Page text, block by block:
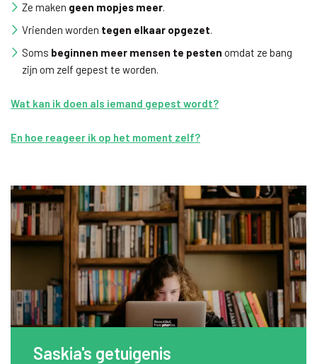
Ze maken geen mopjes meer.
Vrienden worden tegen elkaar opgezet.
Soms beginnen meer mensen te pesten omdat ze bang
zijn om zelf gepest te worden.
Wat kan ik doen als iemand gepest wordt?
En hoe reageer ik op het moment zelf?
Saskia's getuigenis